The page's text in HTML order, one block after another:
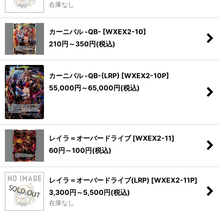
在庫なし
カーニバル -QB- [WXEX2-10]
210円 ～350円(税込)
カーニバル -QB-(LRP) [WXEX2-10P]
55,000円 ～65,000円(税込)
レイラ＝オーバードライブ [WXEX2-11]
60円 ～100円(税込)
レイラ＝オーバードライブ(LRP) [WXEX2-11P]
3,300円 ～5,500円(税込)
在庫なし